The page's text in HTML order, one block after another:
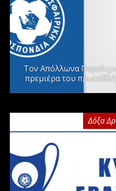
Τον Απόλλωνα
πρεμιέρα του
Δόξα